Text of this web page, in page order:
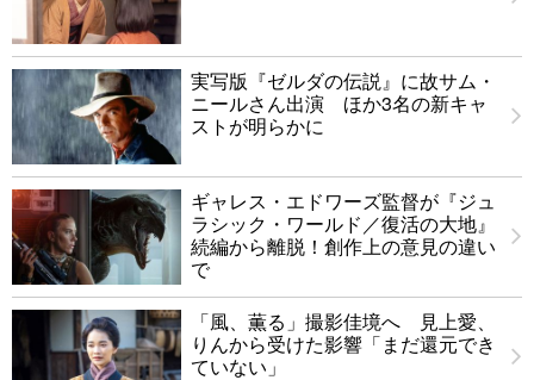
実写版『ゼルダの伝説』に故サム・
ニールさん出演 ほか3名の新キャ
ストが明らかに
ギャレス・エドワーズ監督が『ジュ
ラシック・ワールド／復活の大地』
続編から離脱！創作上の意見の違い
で
「風、薫る」撮影佳境へ 見上愛、
りんから受けた影響「まだ還元でき
ていない」